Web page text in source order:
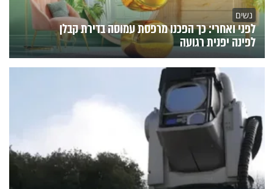
נשים
לפני ואחרי: כך הפכנו מרפסת עמוסה בדירת קבלן
לפינה יפנית רגועה